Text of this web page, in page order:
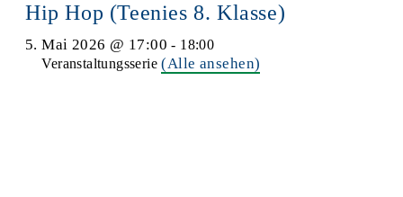
Hip Hop (Teenies 8. Klasse)
5. Mai 2026 @ 17:00 - 18:00
Veranstaltungsserie(Alle ansehen)